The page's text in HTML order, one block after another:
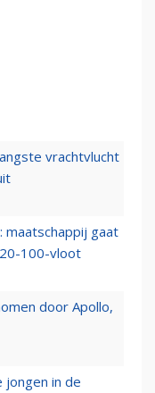
vrachtvlucht
maatschappij gaat
100-vloot
door Apollo,
jongen in de